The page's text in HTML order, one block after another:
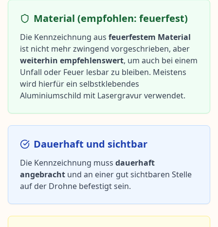
Material (empfohlen: feuerfest)
Die Kennzeichnung aus feuerfestem Material
ist nicht mehr zwingend vorgeschrieben, aber
weiterhin empfehlenswert, um auch bei einem
Unfall oder Feuer lesbar zu bleiben. Meistens
wird hierfür ein selbstklebendes
Aluminiumschild mit Lasergravur verwendet.
Dauerhaft und sichtbar
Die Kennzeichnung muss dauerhaft
angebracht und an einer gut sichtbaren Stelle
auf der Drohne befestigt sein.